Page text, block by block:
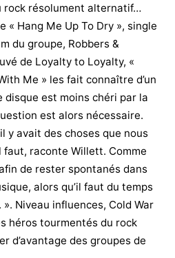
rock résolument alternatif…
« Hang Me Up To Dry », single
du groupe, Robbers &
de Loyalty to Loyalty, «
Me » les fait connaître d’un
disque est moins chéri par la
est alors nécessaire.
y avait des choses que nous
faut, raconte Willett. Comme
de rester spontanés dans
alors qu’il faut du temps
Niveau influences, Cold War
héros tourmentés du rock
d’avantage des groupes de